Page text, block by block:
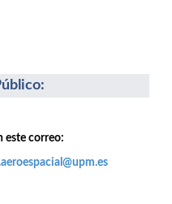
:
este correo: